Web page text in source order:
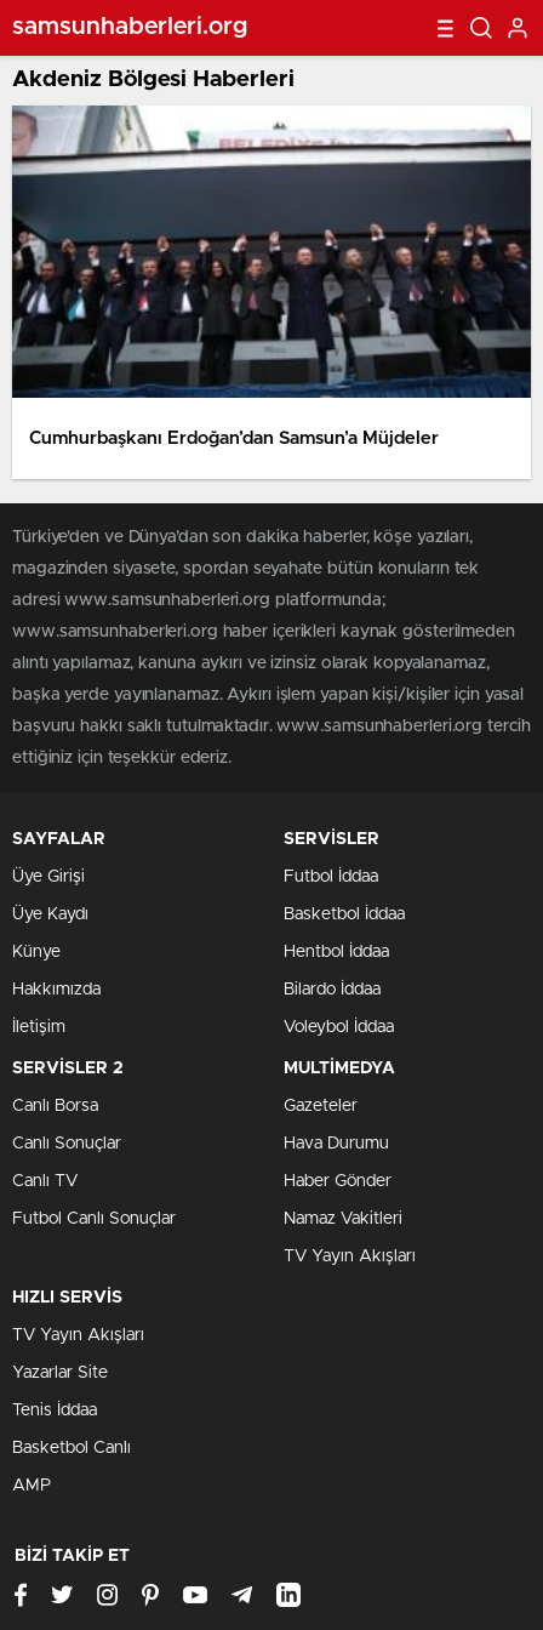
samsunhaberleri.org
Akdeniz Bölgesi Haberleri
Cumhurbaşkanı Erdoğan’dan Samsun’a Müjdeler
Türkiye'den ve Dünya’dan son dakika haberler, köşe yazıları,
magazinden siyasete, spordan seyahate bütün konuların tek
adresi www.samsunhaberleri.org platformunda;
www.samsunhaberleri.org haber içerikleri kaynak gösterilmeden
alıntı yapılamaz, kanuna aykırı ve izinsiz olarak kopyalanamaz,
başka yerde yayınlanamaz. Aykırı işlem yapan kişi/kişiler için yasal
başvuru hakkı saklı tutulmaktadır. www.samsunhaberleri.org tercih
ettiğiniz için teşekkür ederiz.
SAYFALAR
Üye Girişi
Üye Kaydı
Künye
Hakkımızda
İletişim
SERVİSLER
Futbol İddaa
Basketbol İddaa
Hentbol İddaa
Bilardo İddaa
Voleybol İddaa
SERVİSLER 2
Canlı Borsa
Canlı Sonuçlar
Canlı TV
Futbol Canlı Sonuçlar
MULTİMEDYA
Gazeteler
Hava Durumu
Haber Gönder
Namaz Vakitleri
TV Yayın Akışları
HIZLI SERVİS
TV Yayın Akışları
Yazarlar Site
Tenis İddaa
Basketbol Canlı
AMP
BİZİ TAKİP ET